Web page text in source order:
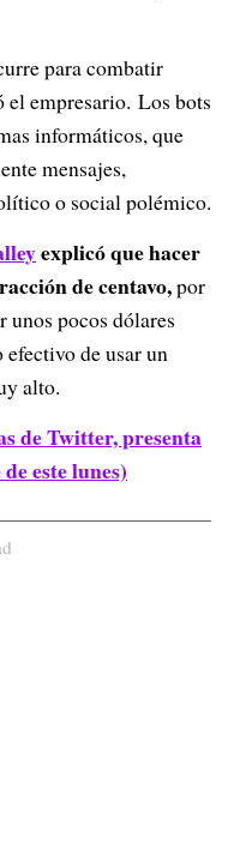
para combatir
el empresario. Los bots
informáticos, que
mensajes,
o social polémico.
explicó que hacer
de centavo,por
unos pocos dólares
de usar un
alto.
de Twitter, presenta
este lunes)